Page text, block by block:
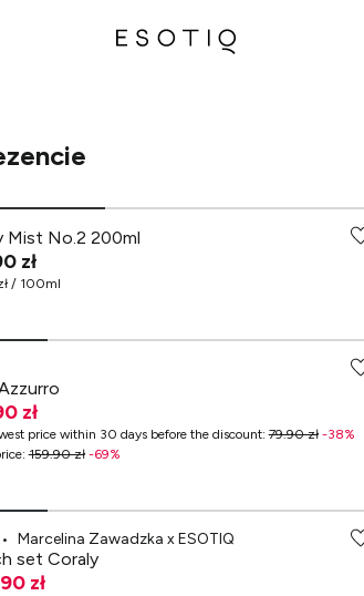
Mist No.2 200ml
zł
/ 100ml
zł
price within 30 days before the discount:79.90 zł-38%
:159.90 zł-69%
• Marcelina Zawadzka x ESOTIQ
set Coraly
zł